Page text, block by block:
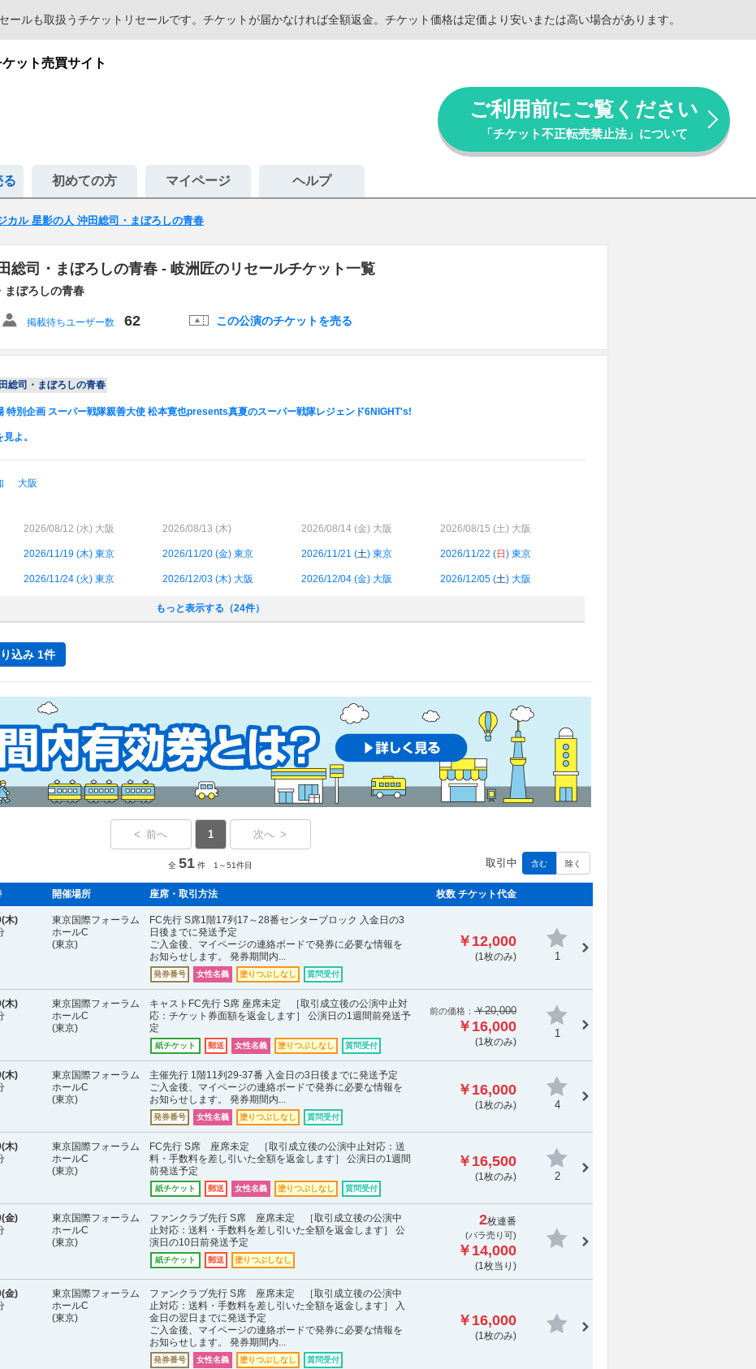
ルも取扱うチケットリセールです。チケットが届かなければ全額返金。チケット価格は定価より安いまたは高い場合があります。
ット売買サイト
ご利用前にご覧ください
「チケット不正転売禁止法」について
る 初めての方 マイページ ヘルプ
カル 星影の人 沖田総司・まぼろしの青春
総司・まぼろしの青春 - 岐洲匠のリセールチケット一覧
まぼろしの青春
掲載待ちユーザー数 62 この公演のチケットを売る
総司・まぼろしの青春
特別企画 スーパー戦隊親善大使 松本寛也presents真夏のスーパー戦隊レジェンド6NIGHT's!
よ。
大阪
2026/08/12 (水) 大阪 2026/08/13 (木) 2026/08/14 (金) 大阪 2026/08/15 (土) 大阪
2026/11/19 (木) 東京 2026/11/20 (金) 東京 2026/11/21 (土) 東京 2026/11/22 (日 ) 東京
2026/11/24 (火) 東京 2026/12/03 (木) 大阪 2026/12/04 (金) 大阪 2026/12/05 (土) 大阪
もっと表示する（24件）
込み 1件
取引中 含む 除く
< 前へ 1 次へ >
全 51 件 1～51件目
開催場所 座席・取引方法 枚数 チケット代金
木)
東京国際フォーラム
ホールC
(東京)
FC先行 S席1階17列17～28番センターブロック 入金日の3
日後までに発送予定
ご入金後、マイページの連絡ボードで発券に必要な情報を
お知らせします。 発券期間内...
発券番号 女性名義 塗りつぶしなし 質問受付
￥12,000
(1枚のみ) 1
木)
東京国際フォーラム
ホールC
(東京)
キャストFC先行 S席 座席未定 ［取引成立後の公演中止対
応：チケット券面額を返金します］ 公演日の1週間前発送予
定
紙チケット 郵送 女性名義 塗りつぶしなし 質問受付
前の価格： ￥20,000
￥16,000
(1枚のみ)
1
木)
東京国際フォーラム
ホールC
(東京)
主催先行 1階11列29-37番 入金日の3日後までに発送予定
ご入金後、マイページの連絡ボードで発券に必要な情報を
お知らせします。 発券期間内...
発券番号 女性名義 塗りつぶしなし 質問受付
￥16,000
(1枚のみ) 4
木)
東京国際フォーラム
ホールC
(東京)
FC先行 S席 座席未定 ［取引成立後の公演中止対応：送
料・手数料を差し引いた全額を返金します］ 公演日の1週間
前発送予定
紙チケット 郵送 女性名義 塗りつぶしなし 質問受付
￥16,500
(1枚のみ) 2
金)
東京国際フォーラム
ホールC
(東京)
ファンクラブ先行 S席 座席未定 ［取引成立後の公演中
止対応：送料・手数料を差し引いた全額を返金します］ 公
演日の10日前発送予定
紙チケット 郵送 塗りつぶしなし
2枚連番
(バラ売り可)
￥14,000
(1枚当り)
金)
東京国際フォーラム
ホールC
(東京)
ファンクラブ先行 S席 座席未定 ［取引成立後の公演中
止対応：送料・手数料を差し引いた全額を返金します］ 入
金日の翌日までに発送予定
ご入金後、マイページの連絡ボードで発券に必要な情報を
お知らせします。 発券期間内...
発券番号 女性名義 塗りつぶしなし 質問受付
￥16,000
(1枚のみ)